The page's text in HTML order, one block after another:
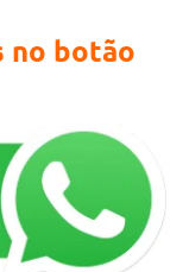
no botão